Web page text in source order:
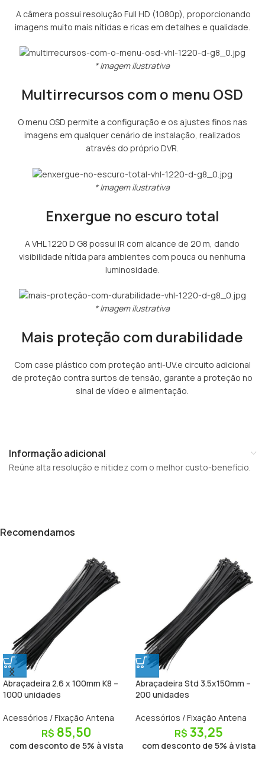
A câmera possui resolução Full HD (1080p), proporcionando
imagens muito mais nítidas e ricas em detalhes e qualidade.
* Imagem ilustrativa
Multirrecursos com o menu OSD
O menu OSD permite a configuração e os ajustes finos nas
imagens em qualquer cenário de instalação, realizados
através do próprio DVR.
* Imagem ilustrativa
Enxergue no escuro total
A VHL 1220 D G8 possui IR com alcance de 20 m, dando
visibilidade nítida para ambientes com pouca ou nenhuma
luminosidade.
* Imagem ilustrativa
Mais proteção com durabilidade
Com case plástico com proteção anti-UV.e circuito adicional
de proteção contra surtos de tensão, garante a proteção no
sinal de vídeo e alimentação.
Informação adicional
Reúne alta resolução e nitidez com o melhor custo-benefício.
Recomendamos
Abraçadeira 2.6 x 100mm K8 –
1000 unidades
Acessórios / Fixação Antena
R$ 85,50
com desconto de 5% à vista
Abraçadeira Std 3.5x150mm –
200 unidades
Acessórios / Fixação Antena
R$ 33,25
com desconto de 5% à vista